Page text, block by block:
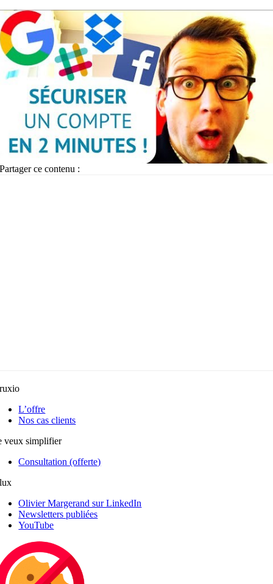
Partager ce contenu :
L’offre
Nos cas clients
veux simplifier
Consultation (offerte)
Olivier Margerand sur LinkedIn
Newsletters publiées
YouTube